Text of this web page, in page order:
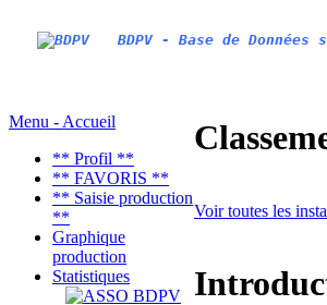
BDPV - Base de
Menu - Accueil
** Profil **
** FAVORIS **
** Saisie production
**
Graphique
production
Statistiques
Voir toutes les